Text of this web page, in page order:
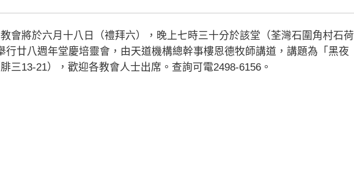
將於六月十八日（禮拜六），晚上七時三十分於該堂（荃灣石圍角村石荷
行廿八週年堂慶培靈會，由天道機構總幹事樓恩德牧師講道，講題為「黑夜
三13-21），歡迎各教會人士出席。查詢可電2498-6156。